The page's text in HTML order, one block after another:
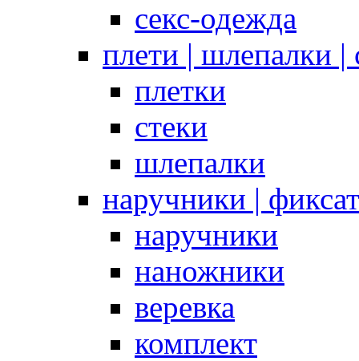
секс-одежда
плети | шлепалки |
плетки
стеки
шлепалки
наручники |
наручники
наножники
веревка
комплект